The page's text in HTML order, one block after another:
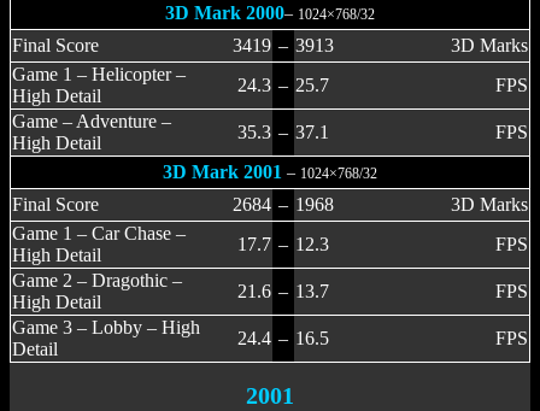
3D Mark 2000– 1024×768/32
Final Score 3419 – 3913
3D Marks
Game 1 – Helicopter –
High Detail
24.3 – 25.7
FPS
Game – Adventure –
High Detail
35.3 – 37.1
FPS
3D Mark 2001 – 1024×768/32
Final Score 2684 – 1968
3D Marks
Game 1 – Car Chase –
High Detail
17.7 – 12.3
FPS
Game 2 – Dragothic –
High Detail
21.6 – 13.7
FPS
Game 3 – Lobby – High
Detail
24.4 – 16.5 FPS
2001